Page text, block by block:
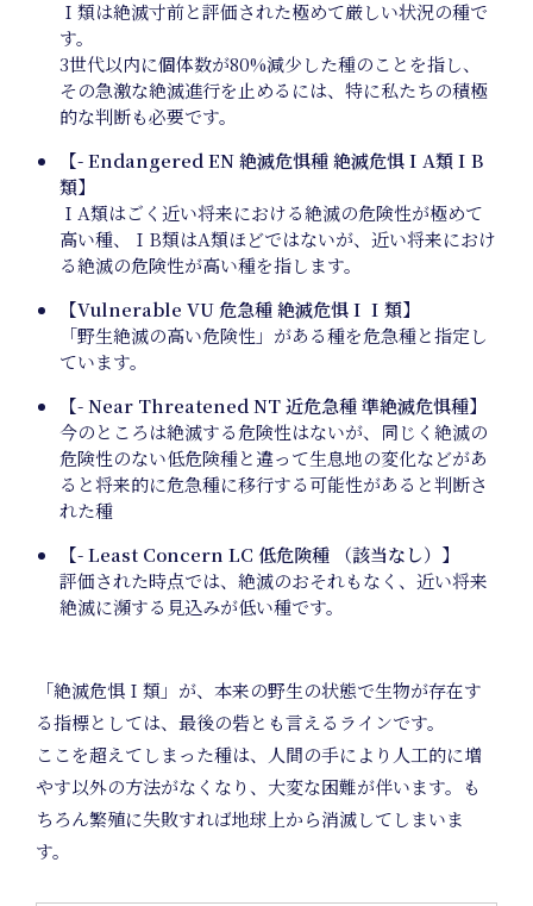
Ｉ類は絶滅寸前と評価された極めて厳しい状況の種で
す。
3世代以内に個体数が80%減少した種のことを指し、
その急激な絶滅進行を止めるには、特に私たちの積極
的な判断も必要です。
【- Endangered EN 絶滅危惧種 絶滅危惧ＩA類ＩB
類】
ＩA類はごく近い将来における絶滅の危険性が極めて
高い種、ＩB類はA類ほどではないが、近い将来におけ
る絶滅の危険性が高い種を指します。
【Vulnerable VU 危急種 絶滅危惧ＩＩ類】
「野生絶滅の高い危険性」がある種を危急種と指定し
ています。
【- Near Threatened NT 近危急種 準絶滅危惧種】
今のところは絶滅する危険性はないが、同じく絶滅の
危険性のない低危険種と違って生息地の変化などがあ
ると将来的に危急種に移行する可能性があると判断さ
れた種
【- Least Concern LC 低危険種 （該当なし）】
評価された時点では、絶滅のおそれもなく、近い将来
絶滅に瀕する見込みが低い種です。
「絶滅危惧Ｉ類」が、本来の野生の状態で生物が存在す
る指標としては、最後の砦とも言えるラインです。
ここを超えてしまった種は、人間の手により人工的に増
やす以外の方法がなくなり、大変な困難が伴います。も
ちろん繁殖に失敗すれば地球上から消滅してしまいま
す。